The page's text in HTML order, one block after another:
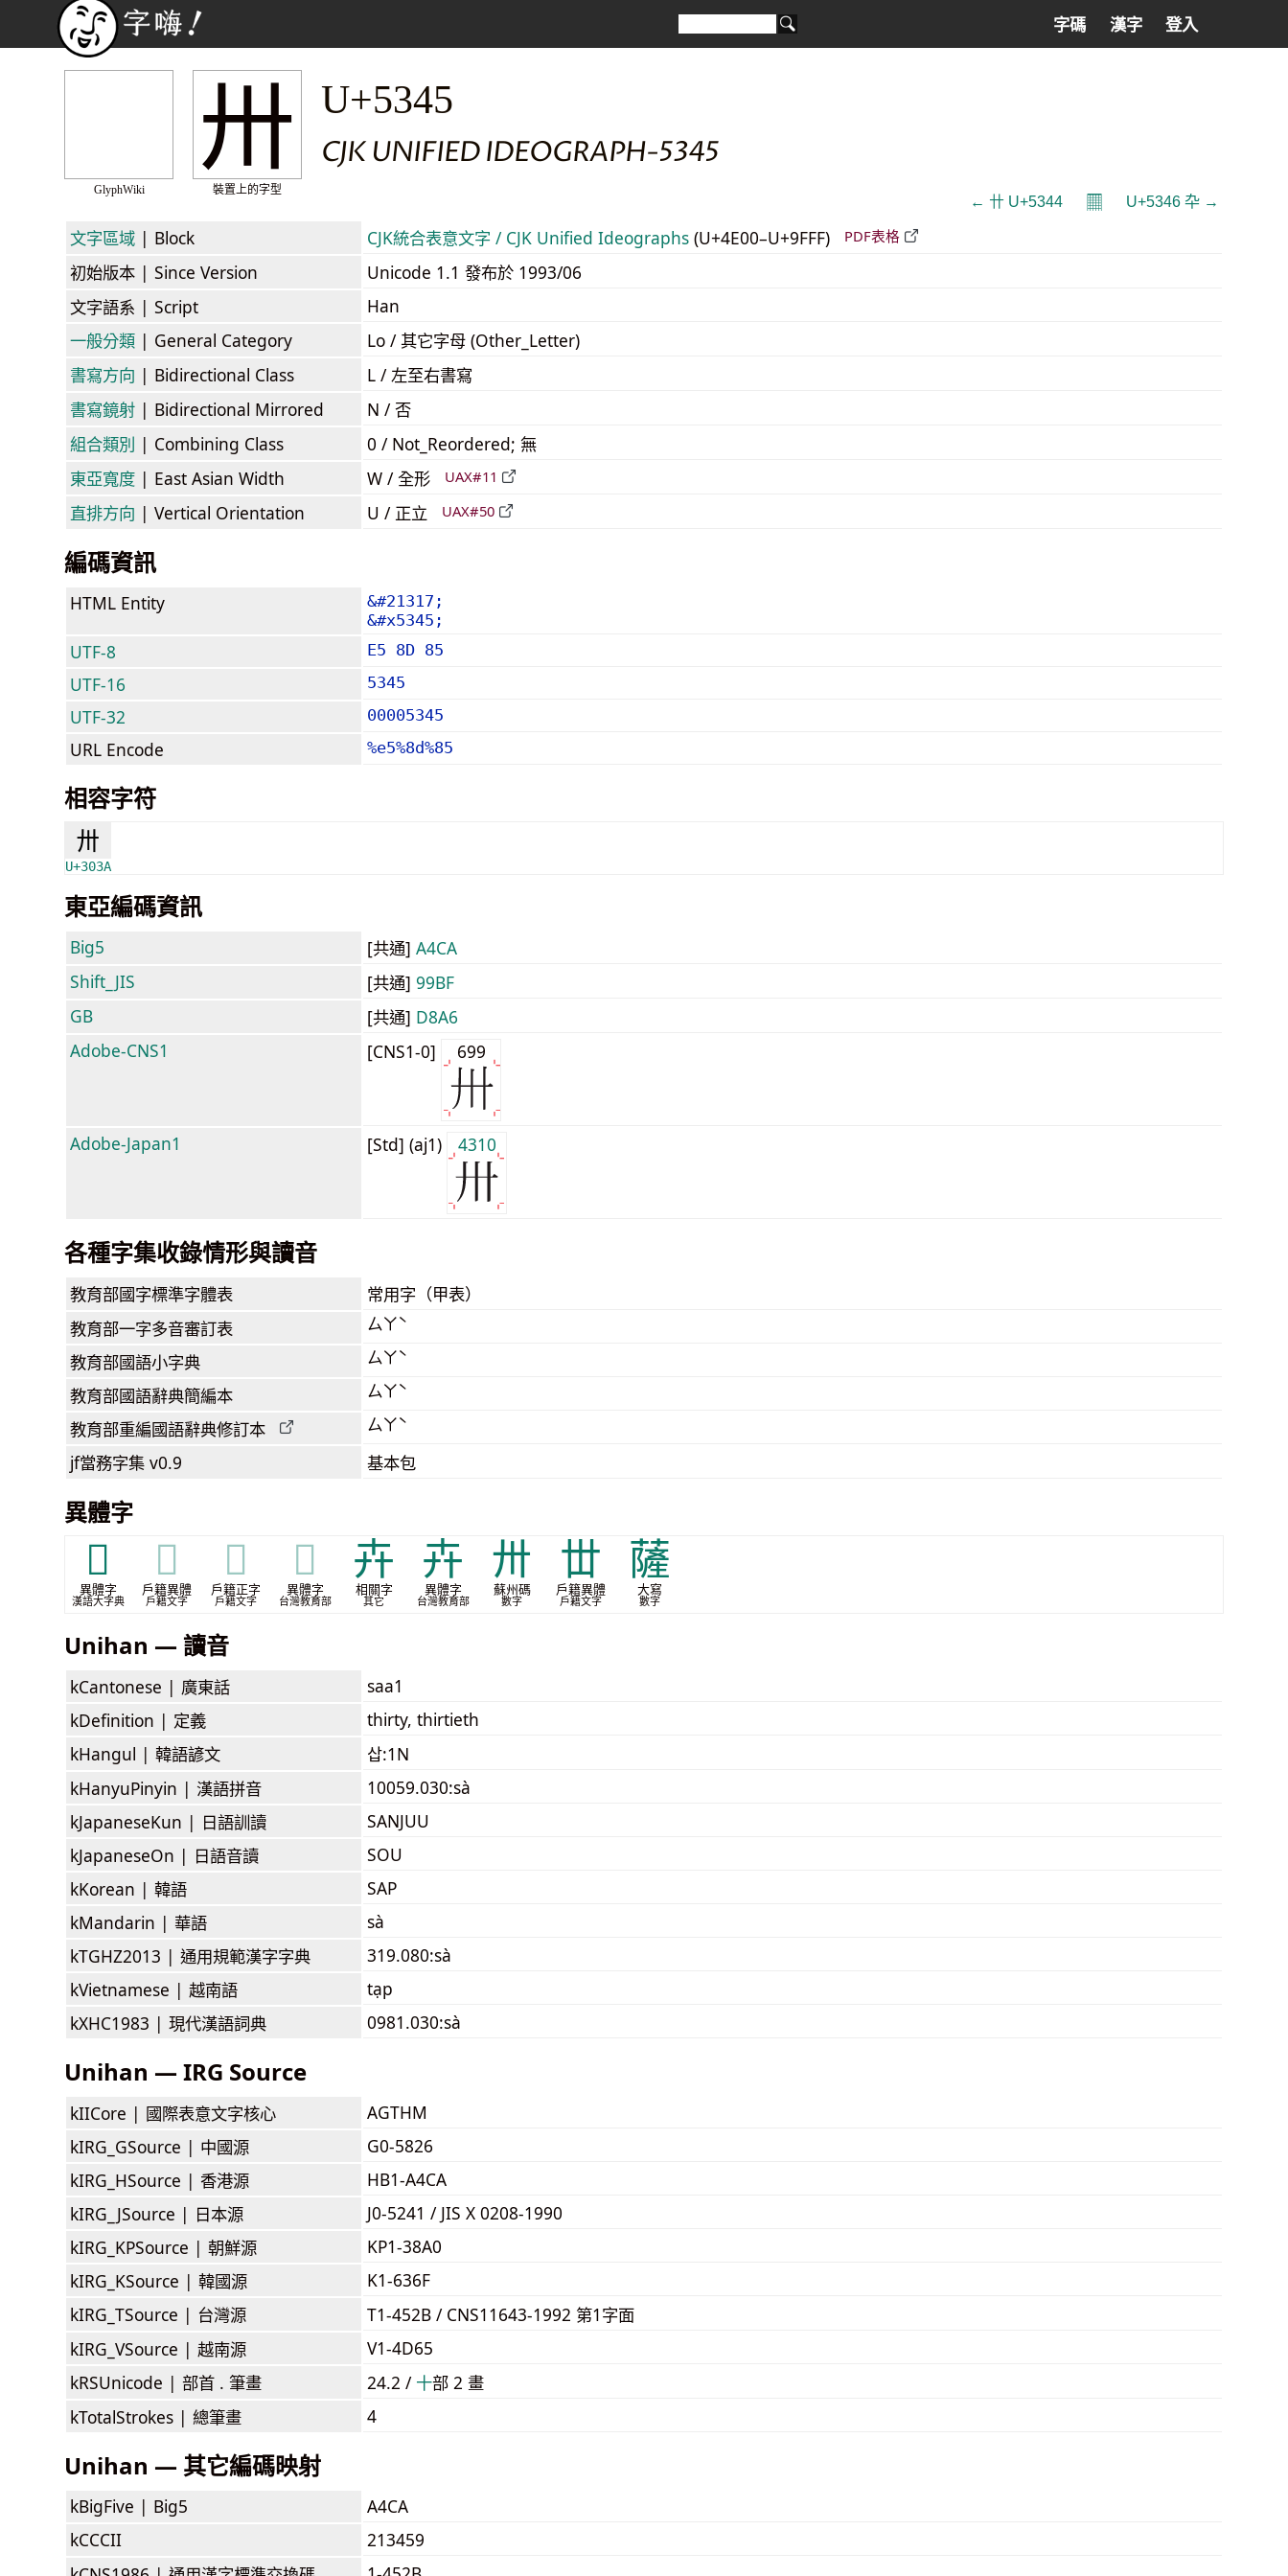
字碼 漢字 登入
GlyphWiki
卅
裝置上的字型
U+5345
CJK UNIFIED IDEOGRAPH-5345
← 卄 U+5344 𝄜 U+5346 卆 →
文字區域 | Block CJK統合表意文字 / CJK Unified Ideographs (U+4E00–U+9FFF) PDF表格
初始版本 | Since Version
Unicode 1.1 發布於 1993/06
文字語系 | Script
Han
一般分類 | General Category
Lo / 其它字母 (Other_Letter)
書寫方向 | Bidirectional Class
L / 左至右書寫
書寫鏡射 | Bidirectional Mirrored
N / 否
組合類別 | Combining Class
0 / Not_Reordered; 無
東亞寬度 | East Asian Width W / 全形 UAX#11
直排方向 | Vertical Orientation U / 正立 UAX#50
編碼資訊
HTML Entity
&#21317;
&#x5345;
UTF-8 E5 8D 85
UTF-16 5345
UTF-32 00005345
URL Encode %e5%8d%85
相容字符
〺
U+303A
東亞編碼資訊
Big5 [共通] A4CA
Shift_JIS
[共通] 99BF
GB
[共通] D8A6
Adobe-CNS1
[CNS1-0] 699
Adobe-Japan1 [Std] (aj1) 4310
各種字集收錄情形與讀音
教育部國字標準字體表 常用字（甲表）
教育部一字多音審訂表 ㄙㄚˋ
教育部國語小字典 ㄙㄚˋ
教育部國語辭典簡編本 ㄙㄚˋ
教育部重編國語辭典修訂本 ㄙㄚˋ
jf當務字集 v0.9 基本包
異體字
𠦃
異體字
漢語大字典
𠦃
戶籍異體
戶籍文字
𠦃
戶籍正字
戶籍文字
𠦃
異體字
台灣教育部
𠦄
相關字
其它
卉
異體字
台灣教育部
〺
蘇州碼
數字
丗
戶籍異體
戶籍文字
薩
大寫
數字
Unihan — 讀音
kCantonese | 廣東話
saa1
kDefinition | 定義
thirty, thirtieth
kHangul | 韓語諺文
삽:1N
kHanyuPinyin | 漢語拼音
10059.030:sà
kJapaneseKun | 日語訓讀
SANJUU
kJapaneseOn | 日語音讀
SOU
kKorean | 韓語
SAP
kMandarin | 華語
sà
kTGHZ2013 | 通用規範漢字字典
319.080:sà
kVietnamese | 越南語
tạp
kXHC1983 | 現代漢語詞典 0981.030:sà
Unihan — IRG Source
kIICore | 國際表意文字核心
AGTHM
kIRG_GSource | 中國源
G0-5826
kIRG_HSource | 香港源
HB1-A4CA
kIRG_JSource | 日本源
J0-5241 / JIS X 0208-1990
kIRG_KPSource | 朝鮮源
KP1-38A0
kIRG_KSource | 韓國源
K1-636F
kIRG_TSource | 台灣源
T1-452B / CNS11643-1992 第1字面
kIRG_VSource | 越南源
V1-4D65
kRSUnicode | 部首 . 筆畫 24.2 / ⼗部 2 畫
kTotalStrokes | 總筆畫 4
Unihan — 其它編碼映射
kBigFive | Big5
A4CA
kCCCII
213459